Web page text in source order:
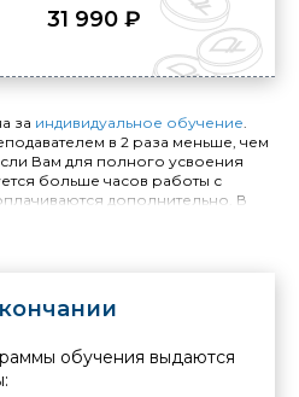
31 990 ₽
за индивидуальное обучение.
в 2 раза меньше, чем
Вам для полного усвоения
больше часов работы с
дополнительно. В
необходимых часов
обучения в Москве
надбавка: +40% от стоимости
в пределах МКАД, +40% от
и + 1% от стоимости заказанных
обучения выдаются